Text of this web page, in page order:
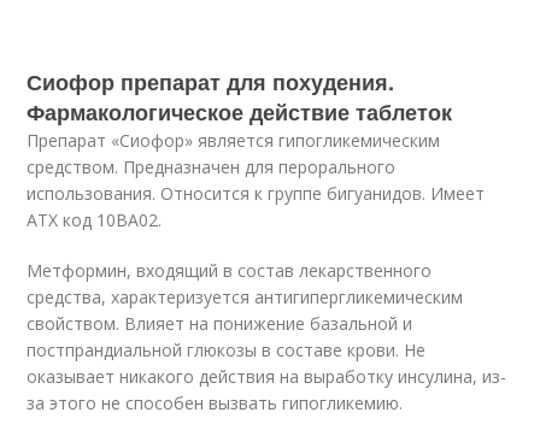
Сиофор препарат для похудения.
Фармакологическое действие таблеток
Препарат «Сиофор» является гипогликемическим
средством. Предназначен для перорального
использования. Относится к группе бигуанидов. Имеет
ATX код 10BA02.
Метформин, входящий в состав лекарственного
средства, характеризуется антигипергликемическим
свойством. Влияет на понижение базальной и
постпрандиальной глюкозы в составе крови. Не
оказывает никакого действия на выработку инсулина, из-
за этого не способен вызвать гипогликемию.